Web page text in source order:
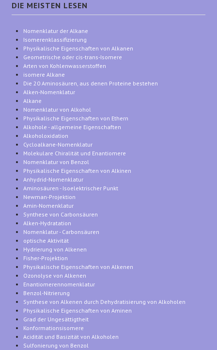
DIE MEISTEN LESEN
Nomenklatur der Alkane
Isomerenklassifizierung
Physikalische Eigenschaften von Alkanen
Geometrische oder cis-trans-Isomere
Arten von Kohlenwasserstoffen
isomere Alkane
Die 20 Aminosäuren, aus denen Proteine bestehen
Alken-Nomenklatur
Alkane
Nomenklatur von Alkohol
Physikalische Eigenschaften von Ethern
Alkohole - allgemeine Eigenschaften
Alkoholoxidation
Cycloalkane-Nomenklatur
Molekulare Chiralität und Enantiomere
Nomenklatur von Benzol
Physikalische Eigenschaften von Alkinen
Anhydrid-Nomenklatur
Aminosäuren - Isoelektrischer Punkt
Newman-Projektion
Amin-Nomenklatur
Synthese von Carbonsäuren
Alken-Hydratation
Nomenklatur - Carbonsäuren
optische Aktivität
Hydrierung von Alkenen
Fisher-Projektion
Physikalische Eigenschaften von Alkenen
Ozonolyse von Alkenen
Enantiomerennomenklatur
Benzol-Nitrierung
Synthese von Alkenen durch Dehydratisierung von Alkoholen
Physikalische Eigenschaften von Aminen
Grad der Ungesättigtheit
Konformationsisomere
Acidität und Basizität von Alkoholen
Sulfonierung von Benzol